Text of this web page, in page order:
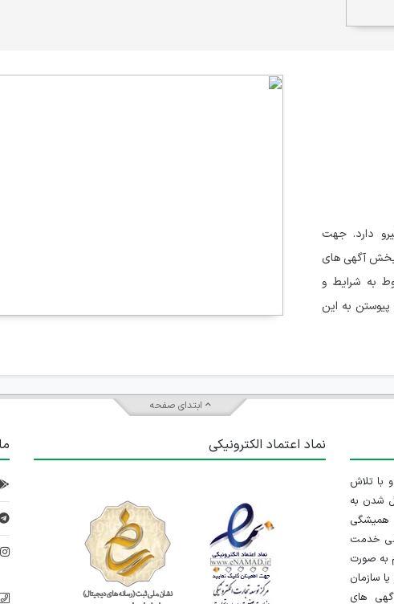
دارد. جهت
بخش آگهی های
به شرایط و
به این
ابتدای صفحه
اندازی شد و با تلاش
شدن به
همیشگی
خدمت
به صورت
سازمان
های
نماد اعتماد الکترونیکی